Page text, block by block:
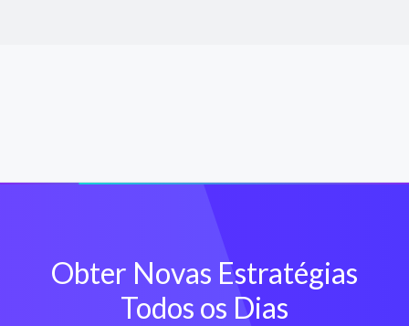
Obter Novas Estratégias
Todos os Dias